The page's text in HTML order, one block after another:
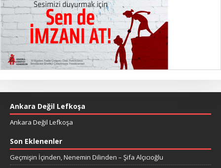
Ankara Değil Lefkoşa
Ankara Değil Lefkoşa
Son Eklenenler
Geçmişin İçinden, Nenemin Dilinden – Şifa Alçıcıoğlu